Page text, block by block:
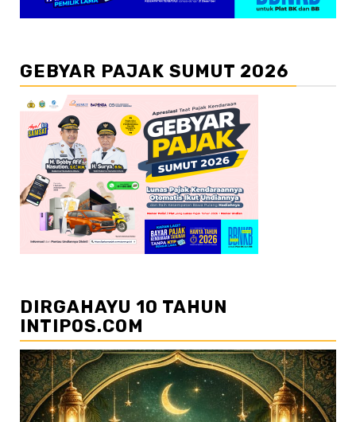
GEBYAR PAJAK SUMUT 2026
DIRGAHAYU 10 TAHUN
INTIPOS.COM